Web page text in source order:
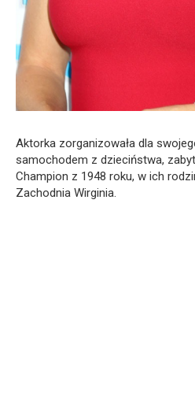
Aktorka zorganizowała dla
samochodem z dzieciństwa,
Champion z 1948 roku, w ich
Zachodnia Wirginia.